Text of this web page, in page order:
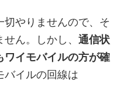
やりませんので、そ
ん。しかし、 通信状
ワイモバイルの方が確
バイルの回線は